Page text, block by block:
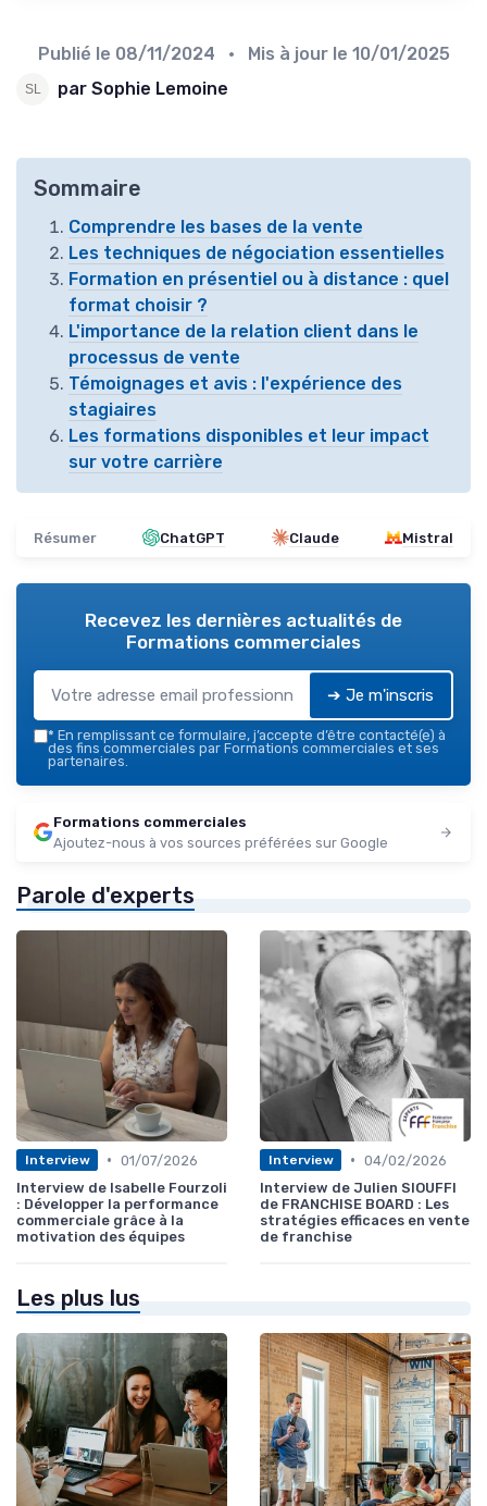
Publié le 08/11/2024 • Mis à jour le 10/01/2025
par Sophie Lemoine
Sommaire
Comprendre les bases de la vente
Les techniques de négociation essentielles
Formation en présentiel ou à distance : quel
format choisir ?
L'importance de la relation client dans le
processus de vente
Témoignages et avis : l'expérience des
stagiaires
Les formations disponibles et leur impact
sur votre carrière
Résumer ChatGPT Claude Mistral
Recevez les dernières actualités de
Formations commerciales
➔ Je m'inscris
* En remplissant ce formulaire, j’accepte d’être contacté(e) à
des fins commerciales par Formations commerciales et ses
partenaires.
Formations commerciales
Ajoutez-nous à vos sources préférées sur Google
Parole d'experts
Interview • 01/07/2026
Interview de Isabelle Fourzoli
: Développer la performance
commerciale grâce à la
motivation des équipes
Interview • 04/02/2026
Interview de Julien SIOUFFI
de FRANCHISE BOARD : Les
stratégies efficaces en vente
de franchise
Les plus lus